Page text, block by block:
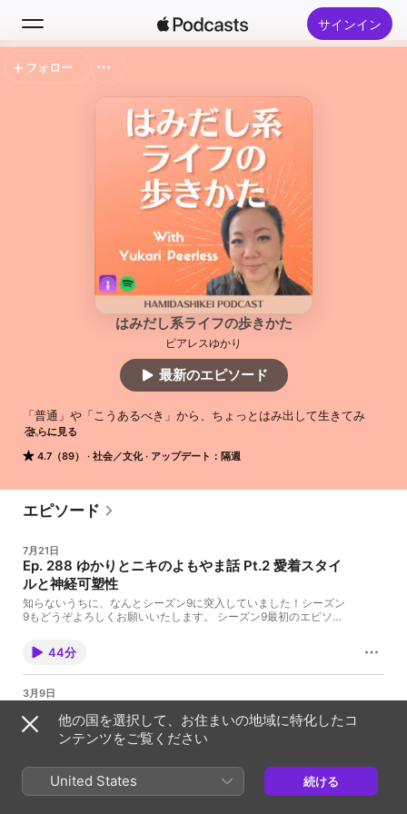
サインイン
トップランキング
はみだし系ライフの歩きかた
ピアレスゆかり
4.7（89） 社会／文化 アップデート：隔週
「普通」や「こうあるべき」から、ちょっとはみ出して生きてみ
る。
るピアレスゆかりがホストを務める、ライフスタイル＆トーク番
子育て、海外生活、国際結婚、英語や文化の違い、フェミニズム、
#MeToo などの社会的テーマまで、日常のモヤモヤや違和感を出発
点に、「自分らしく生きるとは何か」をゆるく、でも正直に語りま
ソロ回だけでなく、多様なバックグラウンドを持つゲストとの対話
も多数。
価値観が揺さぶられたり、「それでいいんだ」と肩の力が抜けたり
する時間をお届けします。周りに合わせすぎて疲れてしまう人、生
き方に正解がある気がして息苦しい人、 違う視点や言葉に出会いた
そんなあなたに寄り添う、"はみだし系"のためのポッドキャスト。
https://www.instagram.com/yukariopeerless/
さらに見る
最新のエピソード
フォロー
エピソード
7月21日
Ep. 288 ゆかりとニキのよもやま話 Pt.2 愛着スタイ
ルと神経可塑性
知らないうちに、なんとシーズン9に突入していました！シーズン
9もどうぞよろしくお願いいたします。 シーズン9最初のエピソー
半です。恋愛で相手にどっぷりハマってしまうこと、愛着スタイ
ル、そして神経可塑性などについて語っています。 ニキさんの
Instagram ☆ゆかりの Threads ☆ゆかりの Instagram ☆はみラ
でもはみライが聴けるようになりました！ Voicyでもはみライが
聴けるようになりました！ 英語ポッドキャスト始めました！ ゆか
りのニュースレターに登録する ゆかりの英語ニュースレター Dual
Perspectives 今週のポジティブ、今週のブレイブ、エピソードの
ラウンって誰？」 ※※※※※※※※※※※※※※※※※※※※※※※※※※※※※※ い
つも聴いて頂いてありがとうございます！ 今週もみなさんからの
コメント、ご質問を募集しています。また、このポッドキャスト
44分
3月9日
こうなのか？」
今週は約3年ぶりに、キニマンス塚本ニキさんにお越しいただきま
ます。"Why am I like this?"という質問や、愛着タイプについて
色々語っています。 ニキさんのInstagram ☆ゆかりの Threads ☆
ゆかりの Instagram ☆はみライ Instagram 英語ポッドキャス
1時間1分
他の国を選択して、お住まいの地域に特化したコ
ンテンツをご覧ください
United States 続ける